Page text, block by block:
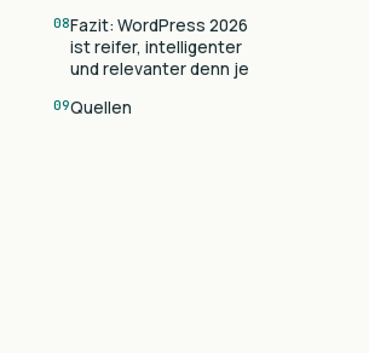
Fazit: WordPress 2026
ist reifer, intelligenter
und relevanter denn je
Quellen